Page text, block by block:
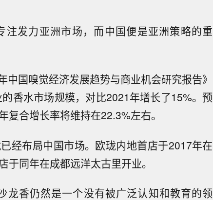
注发力亚洲市场，而中国便是亚洲策略的重
中国嗅觉经济发展趋势与商业机会研究报告》
香水市场规模，对比2021年增长了15%。预
复合增长率将维持在22.3%左右。
经布局中国市场。欧珑内地首店于2017年在
于同年在成都远洋太古里开业。
龙香仍然是一个没有被广泛认知和教育的领